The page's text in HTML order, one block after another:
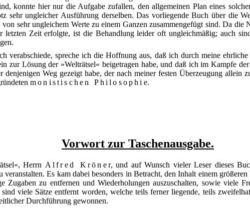
konnte hier nur die Aufgabe zufallen, den allgemeinen Plan eines
sehr ungleicher Ausführung derselben. Das vorliegende Buch über die
von sehr ungleichem Werte zu einem Ganzen zusammengefügt sind. Da die
letzten Zeit erfolgte, ist die Behandlung leider oft ungleichmäßig; auch
verabschiede, spreche ich die Hoffnung aus, daß ich durch meine
zur Lösung der »Welträtsel« beigetragen habe, und daß ich im Kampfe
denjenigen Weg gezeigt habe, der nach meiner festen Überzeugung allein
monistischen Philosophie.
Vorwort zur Taschenausgabe.
Herrn Alfred Kröner, und auf Wunsch vieler Leser dieses
veranstalten. Es kam dabei besonders in Betracht, den Inhalt einem
Zugaben zu entfernen und Wiederholungen auszuschalten, sowie viele
viele Sätze entfernt worden, welche teils ferner liegende, teils
Durchführung gewonnen.